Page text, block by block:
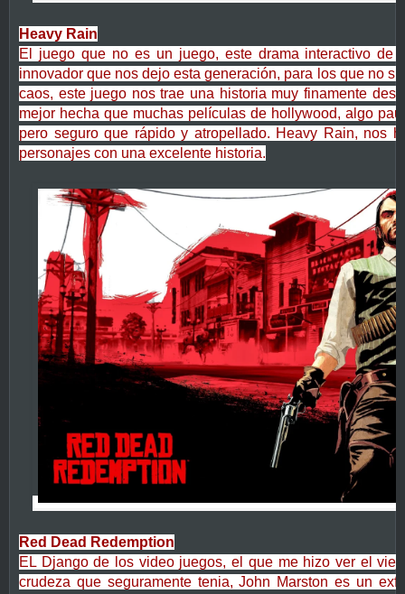
Heavy Rain
El juego que no es un juego, este drama interactivo de
innovador que nos dejo esta generación, para los que no
caos, este juego nos trae una historia muy finamente
mejor hecha que muchas películas de hollywood, algo
pero seguro que rápido y atropellado. Heavy Rain, nos
personajes con una excelente historia.
Red Dead Redemption
EL Django de los video juegos, el que me hizo ver el
crudeza que seguramente tenia,John Marston es un